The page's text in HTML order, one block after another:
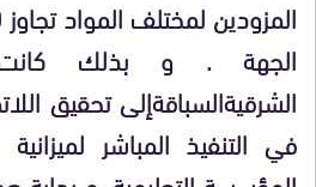
الجهة . و بذلك كانت
الشرقيةالسباقةإلى تحقيق
في التنفيذ المباشر